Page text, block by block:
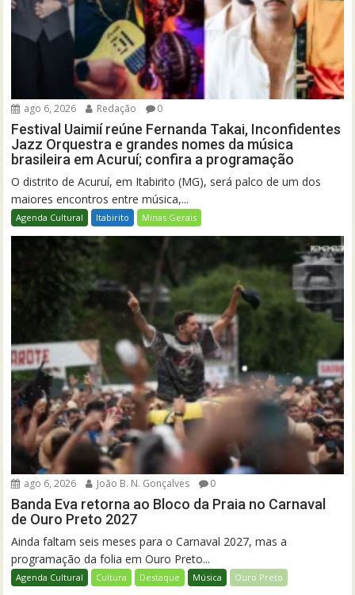
ago 6, 2026 Redação 0
Festival Uaimií reúne Fernanda Takai, Inconfidentes
Jazz Orquestra e grandes nomes da música
brasileira em Acuruí; confira a programação
O distrito de Acuruí, em Itabirito (MG), será palco de um dos
maiores encontros entre música,...
Agenda Cultural Itabirito Minas Gerais
ago 6, 2026 João B. N. Gonçalves 0
Banda Eva retorna ao Bloco da Praia no Carnaval
de Ouro Preto 2027
Ainda faltam seis meses para o Carnaval 2027, mas a
programação da folia em Ouro Preto...
Agenda Cultural Cultura Destaque Música Ouro Preto